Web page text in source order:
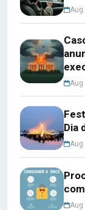
Aug
Aug
Dia
Aug
Aug